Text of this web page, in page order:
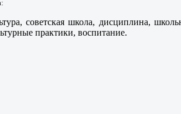
:
советская школа, дисциплина,
практики, воспитание.